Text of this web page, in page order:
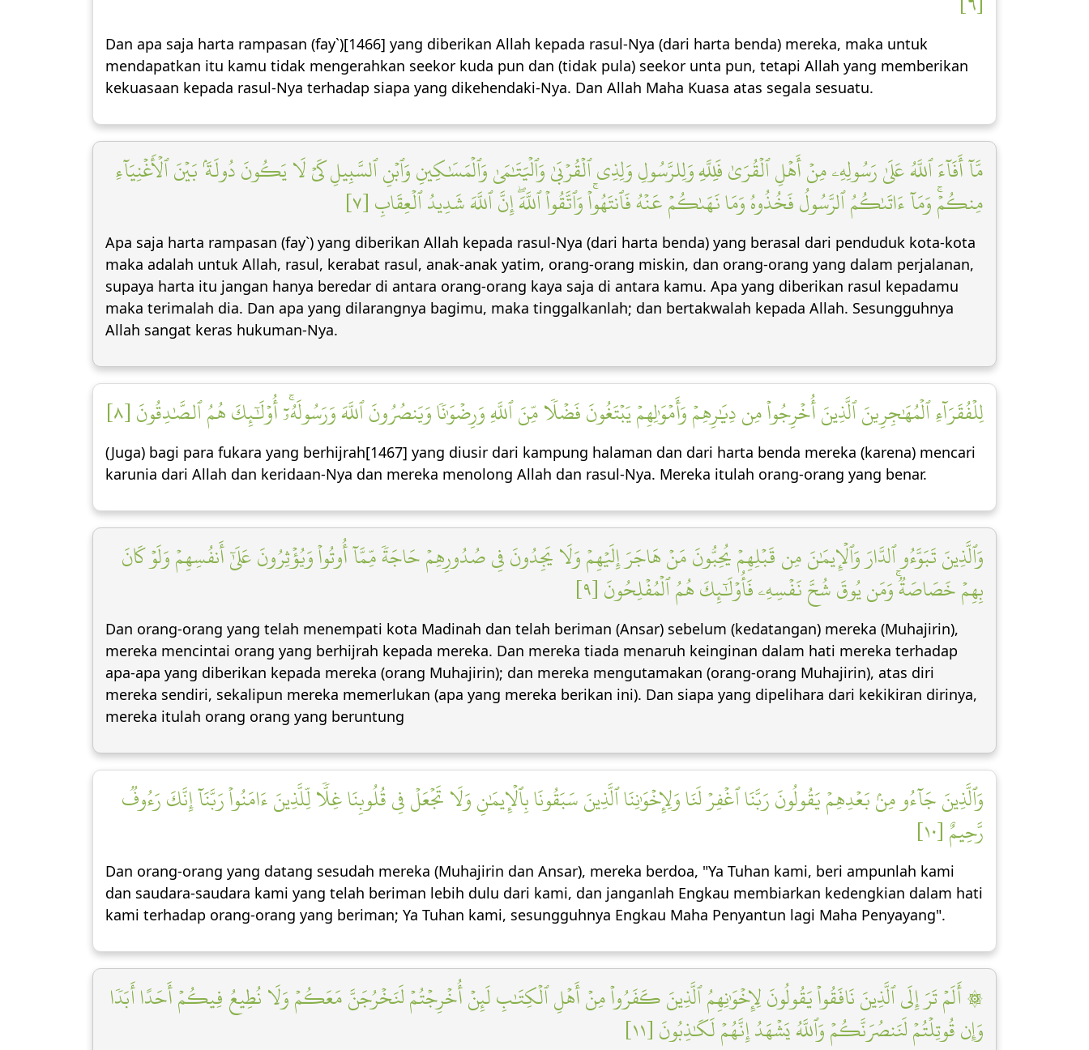
Dan apa saja harta rampasan (fay`)[1466] yang diberikan Allah kepada rasul-Nya (dari harta benda) mereka, maka untuk
mendapatkan itu kamu tidak mengerahkan seekor kuda pun dan (tidak pula) seekor unta pun, tetapi Allah yang memberikan
kekuasaan kepada rasul-Nya terhadap siapa yang dikehendaki-Nya. Dan Allah Maha Kuasa atas segala sesuatu.
مَّآ أَفَآءَ ٱللَّهُ عَلَىٰ رَسُولِهِۦ مِنۡ أَهۡلِ ٱلۡقُرَىٰ فَلِلَّهِ وَلِلرَّسُولِ وَلِذِي ٱلۡقُرۡبَىٰ وَٱلۡيَتَٰمَىٰ وَٱلۡمَسَٰكِينِ وَٱبۡنِ ٱلسَّبِيلِ كَيۡ لَا يَكُونَ دُولَةَۢ بَيۡنَ ٱلۡأَغۡنِيَآءِ
مِنكُمۡۚ وَمَآ ءَاتَىٰكُمُ ٱلرَّسُولُ فَخُذُوهُ وَمَا نَهَىٰكُمۡ عَنۡهُ فَٱنتَهُواْۚ وَٱتَّقُواْ ٱللَّهَۖ إِنَّ ٱللَّهَ شَدِيدُ ٱلۡعِقَابِ [٧]
Apa saja harta rampasan (fay`) yang diberikan Allah kepada rasul-Nya (dari harta benda) yang berasal dari penduduk kota-kota
maka adalah untuk Allah, rasul, kerabat rasul, anak-anak yatim, orang-orang miskin, dan orang-orang yang dalam perjalanan,
supaya harta itu jangan hanya beredar di antara orang-orang kaya saja di antara kamu. Apa yang diberikan rasul kepadamu
maka terimalah dia. Dan apa yang dilarangnya bagimu, maka tinggalkanlah; dan bertakwalah kepada Allah. Sesungguhnya
Allah sangat keras hukuman-Nya.
لِلۡفُقَرَآءِ ٱلۡمُهَٰجِرِينَ ٱلَّذِينَ أُخۡرِجُواْ مِن دِيَٰرِهِمۡ وَأَمۡوَٰلِهِمۡ يَبۡتَغُونَ فَضۡلٗا مِّنَ ٱللَّهِ وَرِضۡوَٰنٗا وَيَنصُرُونَ ٱللَّهَ وَرَسُولَهُۥٓۚ أُوْلَٰٓئِكَ هُمُ ٱلصَّٰدِقُونَ [٨]
(Juga) bagi para fukara yang berhijrah[1467] yang diusir dari kampung halaman dan dari harta benda mereka (karena) mencari
karunia dari Allah dan keridaan-Nya dan mereka menolong Allah dan rasul-Nya. Mereka itulah orang-orang yang benar.
وَٱلَّذِينَ تَبَوَّءُو ٱلدَّارَ وَٱلۡإِيمَٰنَ مِن قَبۡلِهِمۡ يُحِبُّونَ مَنۡ هَاجَرَ إِلَيۡهِمۡ وَلَا يَجِدُونَ فِي صُدُورِهِمۡ حَاجَةٗ مِّمَّآ أُوتُواْ وَيُؤۡثِرُونَ عَلَىٰٓ أَنفُسِهِمۡ وَلَوۡ كَانَ
بِهِمۡ خَصَاصَةٞۚ وَمَن يُوقَ شُحَّ نَفۡسِهِۦ فَأُوْلَٰٓئِكَ هُمُ ٱلۡمُفۡلِحُونَ [٩]
Dan orang-orang yang telah menempati kota Madinah dan telah beriman (Ansar) sebelum (kedatangan) mereka (Muhajirin),
mereka mencintai orang yang berhijrah kepada mereka. Dan mereka tiada menaruh keinginan dalam hati mereka terhadap
apa-apa yang diberikan kepada mereka (orang Muhajirin); dan mereka mengutamakan (orang-orang Muhajirin), atas diri
mereka sendiri, sekalipun mereka memerlukan (apa yang mereka berikan ini). Dan siapa yang dipelihara dari kekikiran dirinya,
mereka itulah orang orang yang beruntung
وَٱلَّذِينَ جَآءُو مِنۢ بَعۡدِهِمۡ يَقُولُونَ رَبَّنَا ٱغۡفِرۡ لَنَا وَلِإِخۡوَٰنِنَا ٱلَّذِينَ سَبَقُونَا بِٱلۡإِيمَٰنِ وَلَا تَجۡعَلۡ فِي قُلُوبِنَا غِلّٗا لِّلَّذِينَ ءَامَنُواْ رَبَّنَآ إِنَّكَ رَءُوفٞ
رَّحِيمٌ [١٠]
Dan orang-orang yang datang sesudah mereka (Muhajirin dan Ansar), mereka berdoa, "Ya Tuhan kami, beri ampunlah kami
dan saudara-saudara kami yang telah beriman lebih dulu dari kami, dan janganlah Engkau membiarkan kedengkian dalam hati
kami terhadap orang-orang yang beriman; Ya Tuhan kami, sesungguhnya Engkau Maha Penyantun lagi Maha Penyayang".
۞ أَلَمۡ تَرَ إِلَى ٱلَّذِينَ نَافَقُواْ يَقُولُونَ لِإِخۡوَٰنِهِمُ ٱلَّذِينَ كَفَرُواْ مِنۡ أَهۡلِ ٱلۡكِتَٰبِ لَئِنۡ أُخۡرِجۡتُمۡ لَنَخۡرُجَنَّ مَعَكُمۡ وَلَا نُطِيعُ فِيكُمۡ أَحَدًا أَبَدٗا
وَإِن قُوتِلۡتُمۡ لَنَنصُرَنَّكُمۡ وَٱللَّهُ يَشۡهَدُ إِنَّهُمۡ لَكَٰذِبُونَ [١١]